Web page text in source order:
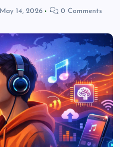
May 14, 2026 0 Comments